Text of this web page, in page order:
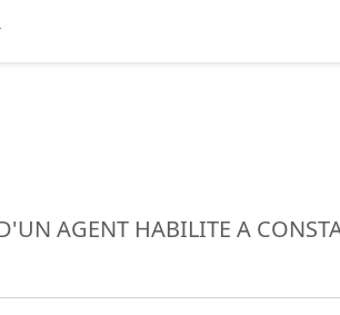
AGENT HABILITE A